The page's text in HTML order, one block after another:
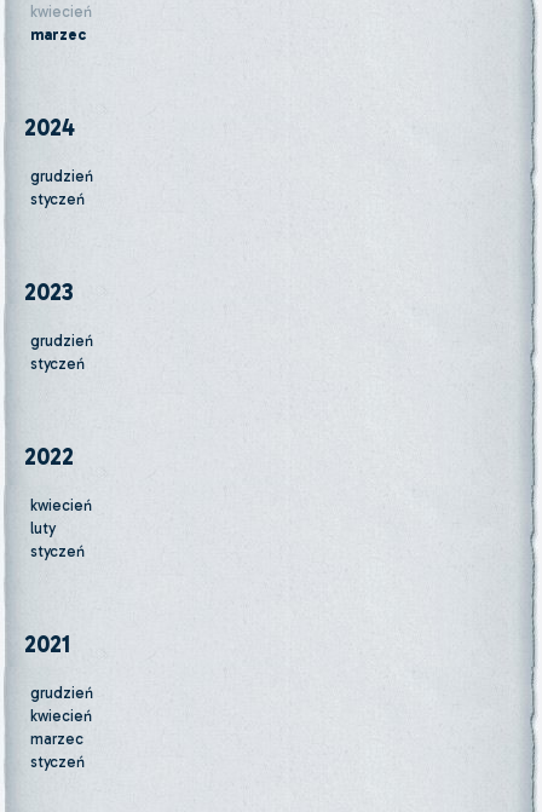
kwiecień
marzec
2024
grudzień
styczeń
2023
grudzień
styczeń
2022
kwiecień
luty
styczeń
2021
grudzień
kwiecień
marzec
styczeń